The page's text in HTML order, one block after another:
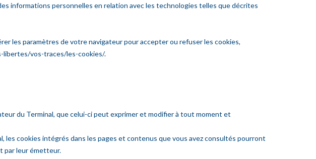
informations personnelles en relation avec les technologies telles que décrites
les paramètres de votre navigateur pour accepter ou refuser les cookies,
libertes/vos-traces/les-cookies/.
du Terminal, que celui-ci peut exprimer et modifier à tout moment et
les cookies intégrés dans les pages et contenus que vous avez consultés pourront
par leur émetteur.